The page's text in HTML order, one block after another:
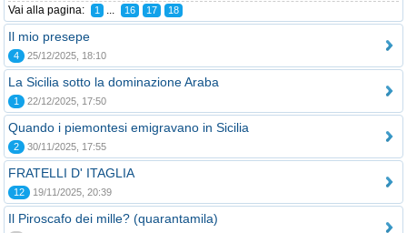
Vai alla pagina: 1 ... 16 17 18
Il mio presepe
4 25/12/2025, 18:10
La Sicilia sotto la dominazione Araba
1 22/12/2025, 17:50
Quando i piemontesi emigravano in Sicilia
2 30/11/2025, 17:55
FRATELLI D' ITAGLIA
12 19/11/2025, 20:39
Il Piroscafo dei mille? (quarantamila)